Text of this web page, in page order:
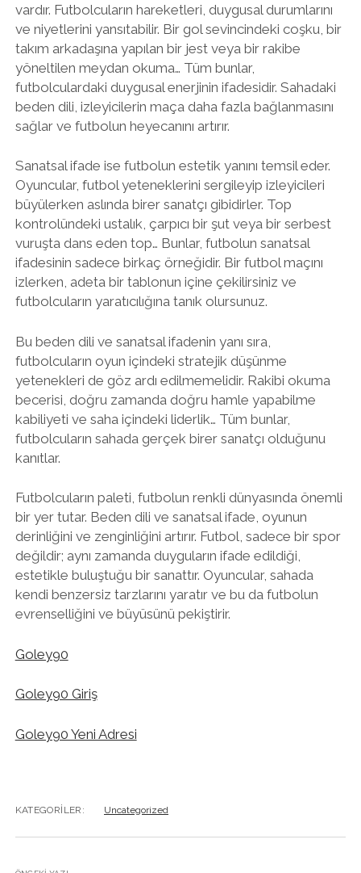
vardır. Futbolcuların hareketleri, duygusal durumlarını
ve niyetlerini yansıtabilir. Bir gol sevincindeki coşku, bir
takım arkadaşına yapılan bir jest veya bir rakibe
yöneltilen meydan okuma… Tüm bunlar,
futbolculardaki duygusal enerjinin ifadesidir. Sahadaki
beden dili, izleyicilerin maça daha fazla bağlanmasını
sağlar ve futbolun heyecanını artırır.
Sanatsal ifade ise futbolun estetik yanını temsil eder.
Oyuncular, futbol yeteneklerini sergileyip izleyicileri
büyülerken aslında birer sanatçı gibidirler. Top
kontrolündeki ustalık, çarpıcı bir şut veya bir serbest
vuruşta dans eden top… Bunlar, futbolun sanatsal
ifadesinin sadece birkaç örneğidir. Bir futbol maçını
izlerken, adeta bir tablonun içine çekilirsiniz ve
futbolcuların yaratıcılığına tanık olursunuz.
Bu beden dili ve sanatsal ifadenin yanı sıra,
futbolcuların oyun içindeki stratejik düşünme
yetenekleri de göz ardı edilmemelidir. Rakibi okuma
becerisi, doğru zamanda doğru hamle yapabilme
kabiliyeti ve saha içindeki liderlik… Tüm bunlar,
futbolcuların sahada gerçek birer sanatçı olduğunu
kanıtlar.
Futbolcuların paleti, futbolun renkli dünyasında önemli
bir yer tutar. Beden dili ve sanatsal ifade, oyunun
derinliğini ve zenginliğini artırır. Futbol, sadece bir spor
değildir; aynı zamanda duyguların ifade edildiği,
estetikle buluştuğu bir sanattır. Oyuncular, sahada
kendi benzersiz tarzlarını yaratır ve bu da futbolun
evrenselliğini ve büyüsünü pekiştirir.
Goley90
Goley90 Giriş
Goley90 Yeni Adresi
KATEGORILER: Uncategorized